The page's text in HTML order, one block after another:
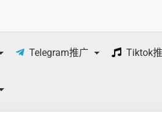
Telegram推广 Tiktok